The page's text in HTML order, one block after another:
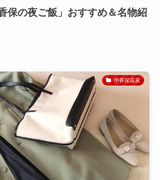
保の夜ご飯」おすすめ＆名物紹
伊香保温泉